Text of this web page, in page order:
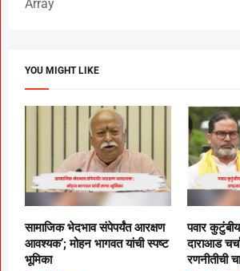
Array
YOU MIGHT LIKE
सामाजिक भेदभाव संपेपर्यंत आरक्षण
आवश्यक’; मोहन भागवत यांची स्पष्ट
भूमिका
पवार
दाराआड
रणनीतीची